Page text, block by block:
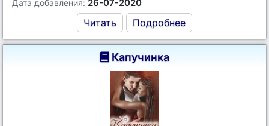
Дата добавления: 26-07-2020
Читать Подробнее
Капучинка